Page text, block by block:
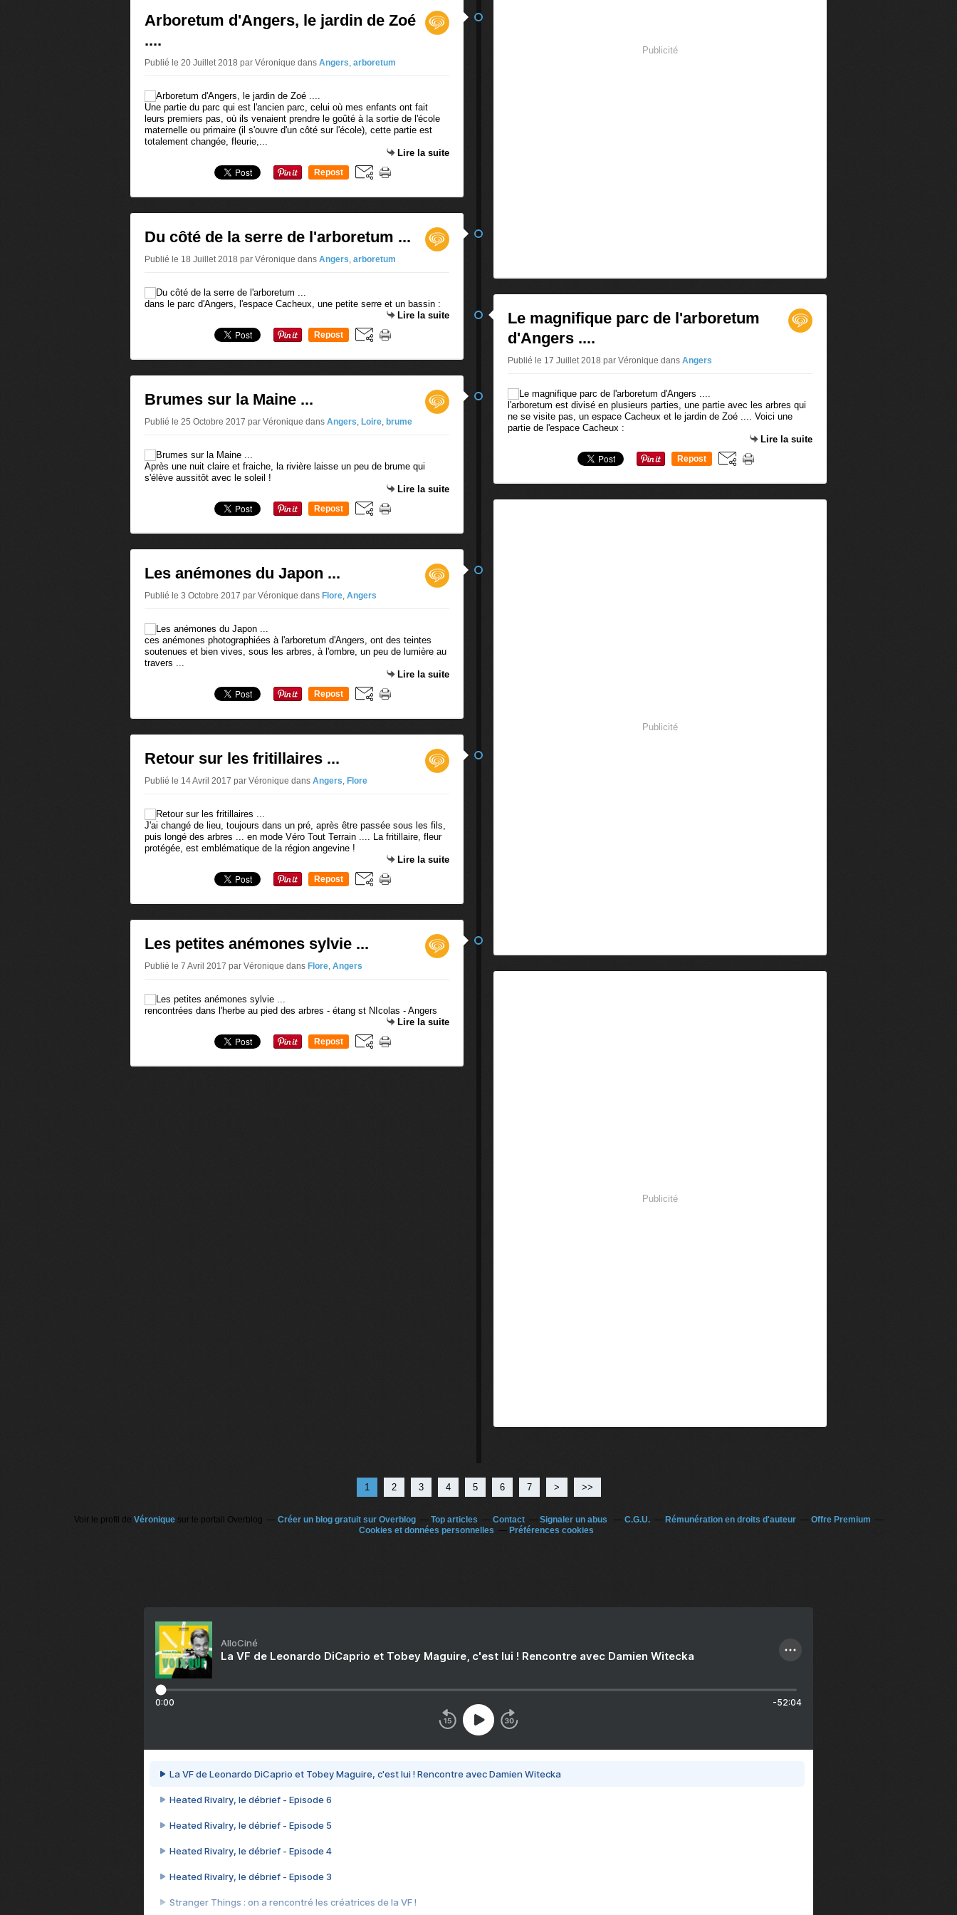
Arboretum d'Angers, le jardin de Zoé
....
Publié le 20 Juillet 2018 par Véronique dans Angers arboretum
Une partie du parc qui est l'ancien parc, celui où mes enfants ont fait
leurs premiers pas, où ils venaient prendre le goûté à la sortie de l'école
maternelle ou primaire (il s'ouvre d'un côté sur l'école), cette partie est
totalement changée, fleurie,...
Lire la suite
Repost
Du côté de la serre de l'arboretum ...
Publié le 18 Juillet 2018 par Véronique dans Angers arboretum
dans le parc d'Angers, l'espace Cacheux, une petite serre et un bassin :
Lire la suite
Repost
Brumes sur la Maine ...
Publié le 25 Octobre 2017 par Véronique dans Angers Loire brume
Après une nuit claire et fraiche, la rivière laisse un peu de brume qui
s'élève aussitôt avec le soleil !
Lire la suite
Repost
Les anémones du Japon ...
Publié le 3 Octobre 2017 par Véronique dans Flore Angers
ces anémones photographiées à l'arboretum d'Angers, ont des teintes
soutenues et bien vives, sous les arbres, à l'ombre, un peu de lumière au
travers ...
Lire la suite
Repost
Retour sur les fritillaires ...
Publié le 14 Avril 2017 par Véronique dans Angers Flore
J'ai changé de lieu, toujours dans un pré, après être passée sous les fils,
puis longé des arbres ... en mode Véro Tout Terrain .... La fritillaire, fleur
protégée, est emblématique de la région angevine !
Lire la suite
Repost
Les petites anémones sylvie ...
Publié le 7 Avril 2017 par Véronique dans Flore Angers
rencontrées dans l'herbe au pied des arbres - étang st NIcolas - Angers
Lire la suite
Repost
Publicité
Le magnifique parc de l'arboretum
d'Angers ....
Publié le 17 Juillet 2018 par Véronique dans Angers
l'arboretum est divisé en plusieurs parties, une partie avec les arbres qui
ne se visite pas, un espace Cacheux et le jardin de Zoé .... Voici une
partie de l'espace Cacheux :
Lire la suite
Repost
Publicité
Publicité
1 2 3 4 5 6 7 > >>
Voir le profil de Véroniquesur le portail Overblog Créer un blog gratuit sur Overblog Top articles Contact Signaler un abus C.G.U. Rémunération en droits d'auteur
Offre Premium
Cookies et données personnelles
Préférences cookies
AlloCiné
La VF de Leonardo DiCaprio et Tobey Maguire, c'est lui ! Rencontre avec Damien Witecka
0:00 -52:04
La VF de Leonardo DiCaprio et Tobey Maguire, c'est lui ! Rencontre avec Damien Witecka
Heated Rivalry, le débrief - Episode 6
Heated Rivalry, le débrief - Episode 5
Heated Rivalry, le débrief - Episode 4
Heated Rivalry, le débrief - Episode 3
Stranger Things : on a rencontré les créatrices de la VF !